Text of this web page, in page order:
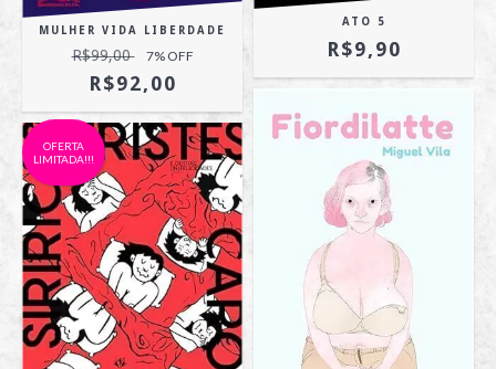
MULHER VIDA LIBERDADE
R$99,00 7% OFF
R$92,00
ATO 5
R$9,90
OFERTA
LIMITADA!!!